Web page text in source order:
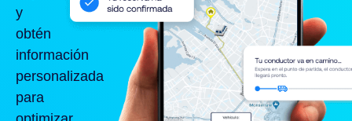
y
obtén
información
personalizada
para